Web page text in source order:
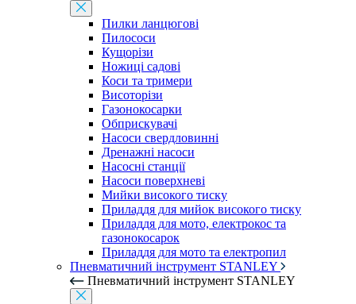
Пилки ланцюгові
Пилососи
Кущорізи
Ножиці садові
Коси та тримери
Висоторізи
Газонокосарки
Обприскувачі
Насоси свердловинні
Дренажні насоси
Насосні станції
Насоси поверхневі
Мийки високого тиску
Приладдя для мийок високого тиску
Приладдя для мото, електрокос та
газонокосарок
Приладдя для мото та електропил
Пневматичний інструмент STANLEY
Пневматичний інструмент STANLEY